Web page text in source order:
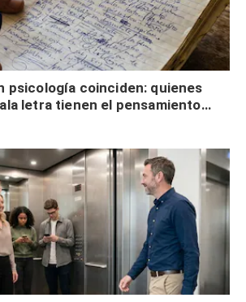
psicología coinciden: quienes
letra tienen el pensamiento
hacen por desinterés